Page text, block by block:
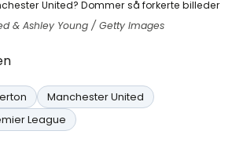
& Ashley Young / Getty Images
Manchester United
League